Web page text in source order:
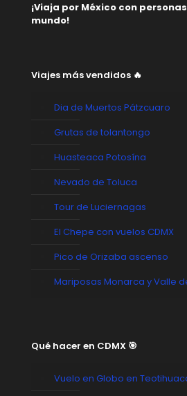
¡Viaja por México con
mundo!
Viajes más vendidos 🔥
Dia de Muertos Pátzcuaro
Grutas de tolantongo
Huasteaca Potosína
Nevado de Toluca
Tour de Luciernagas
El Chepe con vuelos CDMX
Pico de Orizaba ascenso
Mariposas Monarca y Valle
Qué hacer en CDMX 🎯
Vuelo en Globo en